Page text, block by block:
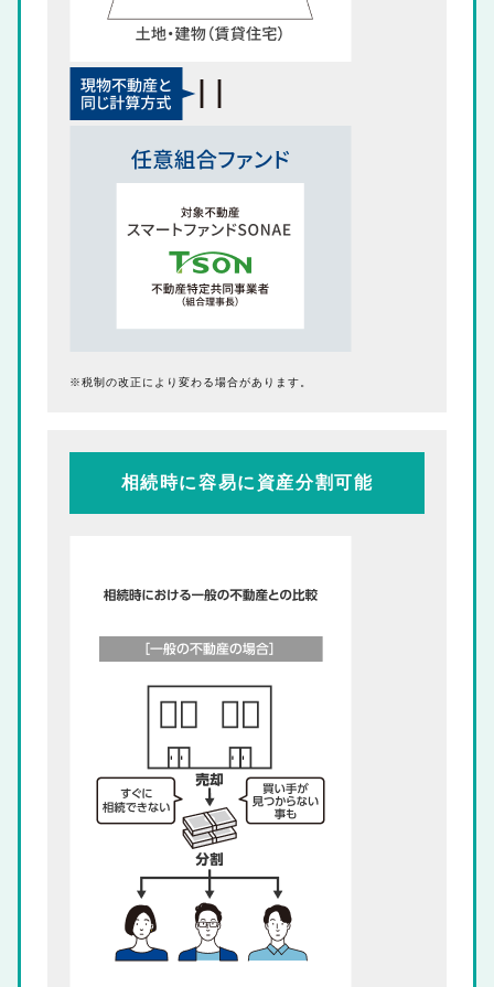
税制の改正により変わる場合があります。
相続時に容易に資産分割可能